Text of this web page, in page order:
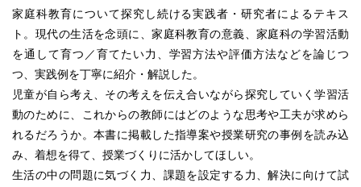
家庭科教育について探究し続ける実践者・研究者によるテキス
ト。現代の生活を念頭に、家庭科教育の意義、家庭科の学習活動
を通して育つ／育てたい力、学習方法や評価方法などを論じつ
つ、実践例を丁寧に紹介・解説した。
児童が自ら考え、その考えを伝え合いながら探究していく学習活
動のために、これからの教師にはどのような思考や工夫が求めら
れるだろうか。本書に掲載した指導案や授業研究の事例を読み込
み、着想を得て、授業づくりに活かしてほしい。
生活の中の問題に気づく力、課題を設定する力、解決に向けて試